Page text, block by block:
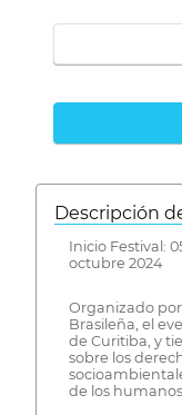
Descripción
Inicio Festival:
octubre 2024
Organizado
Brasileña, el
de Curitiba, y
sobre los
de los